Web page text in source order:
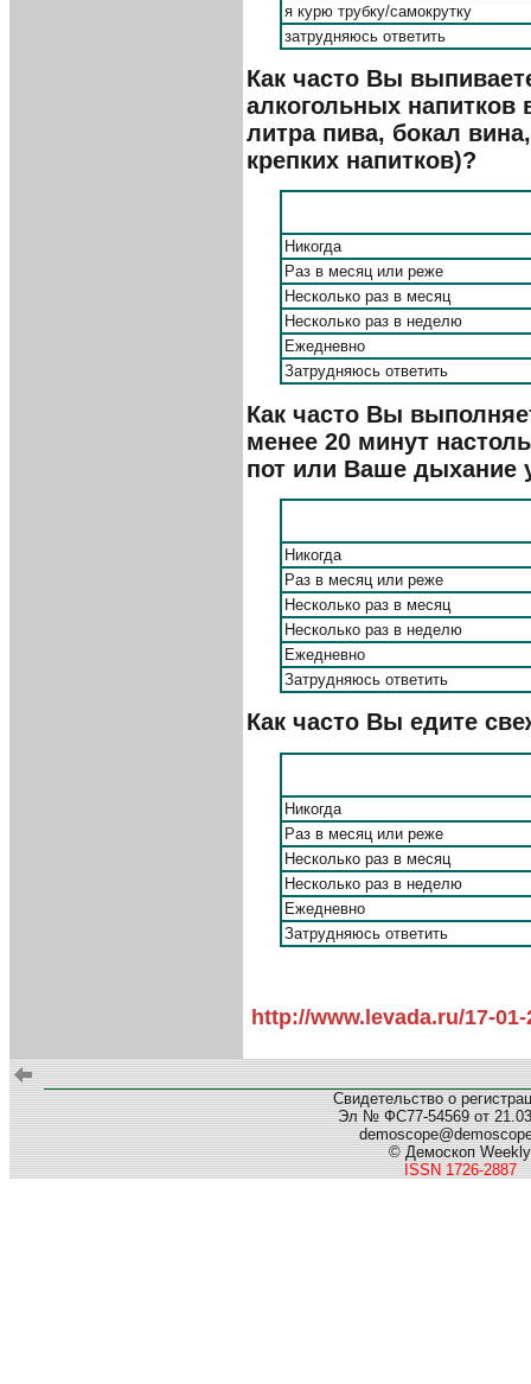
я курю трубку/самокрутку
затрудняюсь ответить
Как часто Вы
алкогольных напитков
литра пива, бокал
крепких напитков)?
Никогда
Раз в месяц или реже
Несколько раз в месяц
Несколько раз в неделю
Ежедневно
Затрудняюсь ответить
Как часто Вы
менее 20 минут
пот или Ваше дыхание
Никогда
Раз в месяц или реже
Несколько раз в месяц
Несколько раз в неделю
Ежедневно
Затрудняюсь ответить
Как часто Вы едите
Никогда
Раз в месяц или реже
Несколько раз в месяц
Несколько раз в неделю
Ежедневно
Затрудняюсь ответить
http://www.levada.ru/17-
Свидетельство о
Эл № ФС77-54569 от
© Демоскоп Weekly
ISSN 1726-2887